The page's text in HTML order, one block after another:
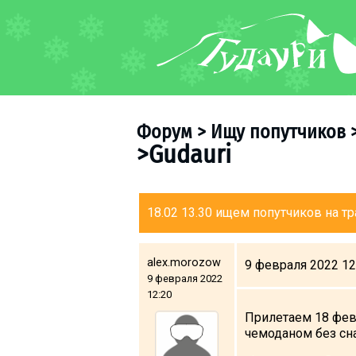
Форум > Ищу попутчиков
>Gudauri
18.02 13.30 ищем попутчиков на
alex.morozow
9 февраля 2022
12:20
9 февраля 2022
Прилетаем 18
чемоданом без
Инструкторы
Дети в Гудаури
Календарь событий
Телеграм-канал
Гудаури
INFO